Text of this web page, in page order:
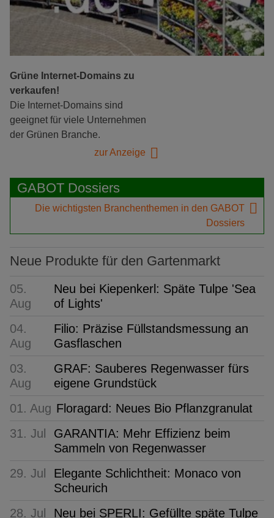
Grüne Internet-Domains zu
verkaufen!
Die Internet-Domains sind
geeignet für viele Unternehmen
der Grünen Branche.
zur Anzeige
GABOT Dossiers
Die wichtigsten Branchenthemen in den GABOT
Dossiers
Neue Produkte für den Gartenmarkt
05.
Aug
Neu bei Kiepenkerl: Späte Tulpe 'Sea
of Lights'
04.
Aug
Filio: Präzise Füllstandsmessung an
Gasflaschen
03.
Aug
GRAF: Sauberes Regenwasser fürs
eigene Grundstück
01. Aug Floragard: Neues Bio Pflanzgranulat
31. Jul
GARANTIA: Mehr Effizienz beim
Sammeln von Regenwasser
29. Jul
Elegante Schlichtheit: Monaco von
Scheurich
28. Jul
Neu bei SPERLI: Gefüllte späte Tulpe